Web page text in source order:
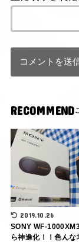
RECOMMEND
2019.10.26
SONY WF-
ら神進化！！色んな